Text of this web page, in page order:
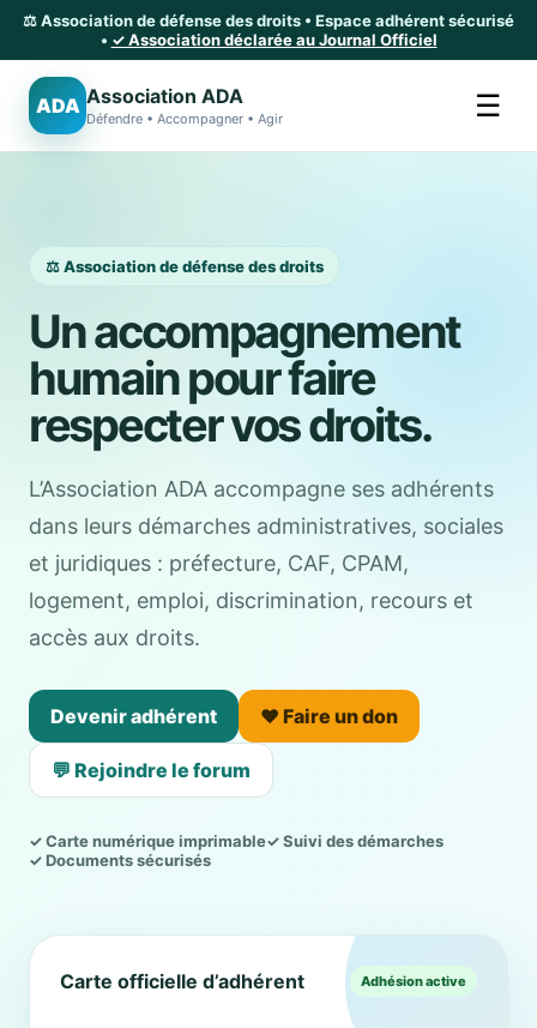
⚖️ Association de défense des droits • Espace adhérent sécurisé
• ✓ Association déclarée au Journal Officiel
ADA Association ADA
Défendre • Accompagner • Agir ☰
⚖️ Association de défense des droits
Un accompagnement
humain pour faire
respecter vos droits.
L’Association ADA accompagne ses adhérents
dans leurs démarches administratives, sociales
et juridiques : préfecture, CAF, CPAM,
logement, emploi, discrimination, recours et
accès aux droits.
Devenir adhérent ❤️ Faire un don
💬 Rejoindre le forum
✓ Carte numérique imprimable✓ Suivi des démarches
✓ Documents sécurisés
Carte officielle d’adhérent Adhésion active